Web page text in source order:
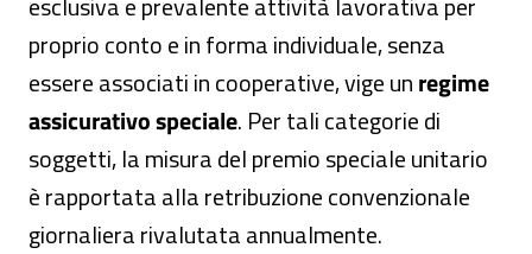
proprio conto e in forma individuale, senza
essere associati in cooperative, vige unregime
assicurativo speciale. Per tali categorie di
soggetti, la misura del premio speciale unitario
è rapportata alla retribuzione convenzionale
giornaliera rivalutata annualmente.